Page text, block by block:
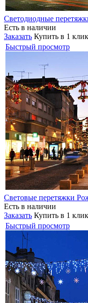
Светодиодные
Есть в наличии
Заказать Купить в 1 клик
Быстрый просмотр
Световые перетяжки
Есть в наличии
Заказать Купить в 1 клик
Быстрый просмотр